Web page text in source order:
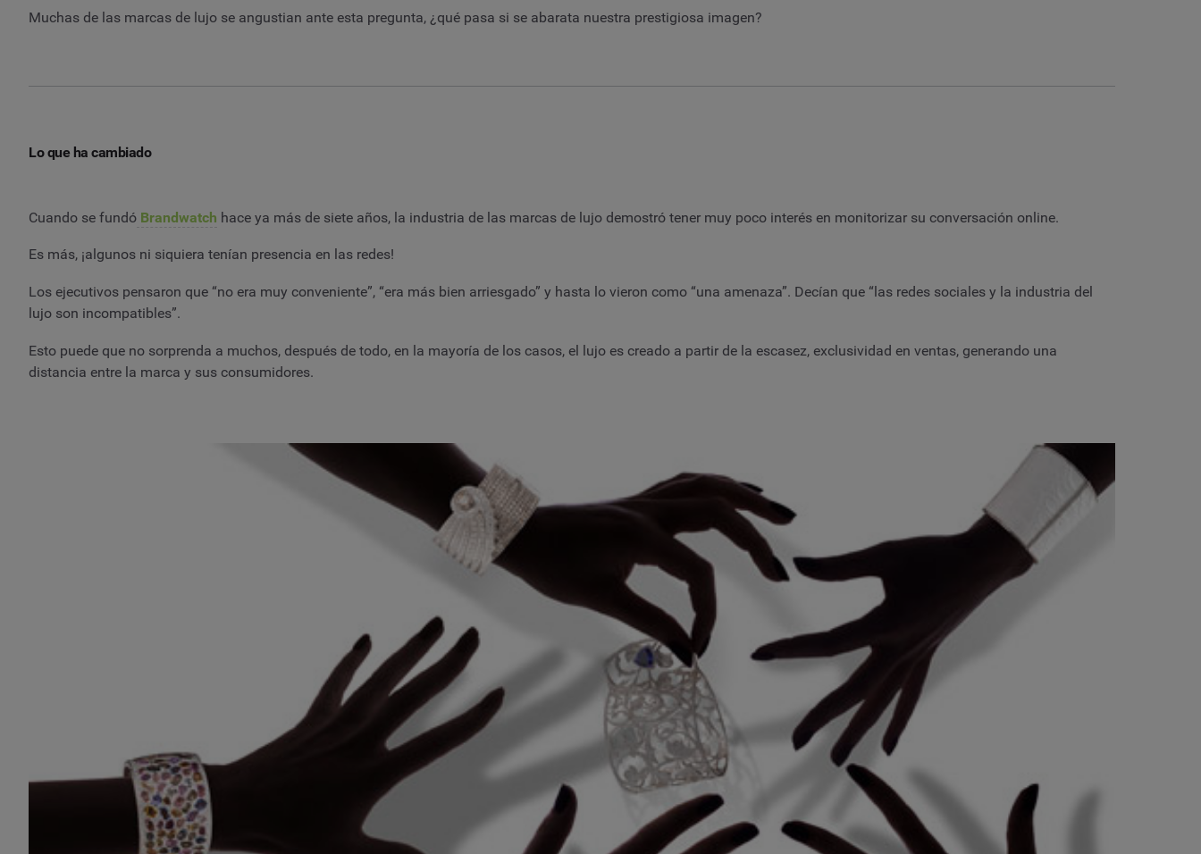
Muchas de las marcas de lujo se angustian ante esta pregunta, ¿qué pasa si se abarata nuestra prestigiosa imagen?
Lo que ha cambiado
Cuando se fundó Brandwatch hace ya más de siete años, la industria de las marcas de lujo demostró tener muy poco interés en monitorizar su conversación online.
Es más, ¡algunos ni siquiera tenían presencia en las redes!
Los ejecutivos pensaron que “no era muy conveniente”, “era más bien arriesgado” y hasta lo vieron como “una amenaza”. Decían que “las redes sociales y la industria del
lujo son incompatibles”.
Esto puede que no sorprenda a muchos, después de todo, en la mayoría de los casos, el lujo es creado a partir de la escasez, exclusividad en ventas, generando una
distancia entre la marca y sus consumidores.